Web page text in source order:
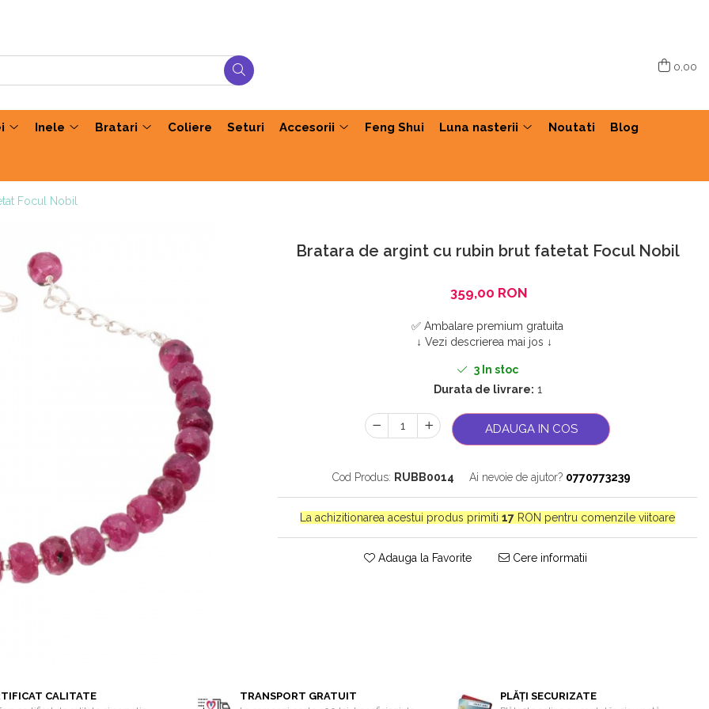
0,00
Inele Bratari Coliere Seturi Accesorii Feng Shui Luna nasterii Noutati Blog
Focul Nobil
Bratara de argint cu rubin brut fatetat Focul Nobil
359,00 RON
✅ Ambalare premium gratuita
↓ Vezi descrierea mai jos ↓
3 In stoc
Durata de livrare: 1
ADAUGA IN COS
Cod Produs: RUBB0014 Ai nevoie de ajutor? 0770773239
La achizitionarea acestui produs primiti 17 RON pentru comenzile viitoare
Adauga la Favorite Cere informatii
CALITATE TRANSPORT GRATUIT PLĂȚI SECURIZATE